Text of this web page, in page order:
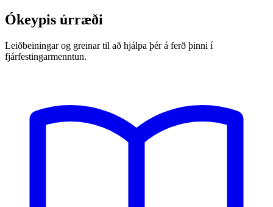
Ókeypis úrræði
Leiðbeiningar og greinar til að hjálpa þér á ferð þinni í
fjárfestingarmenntun.